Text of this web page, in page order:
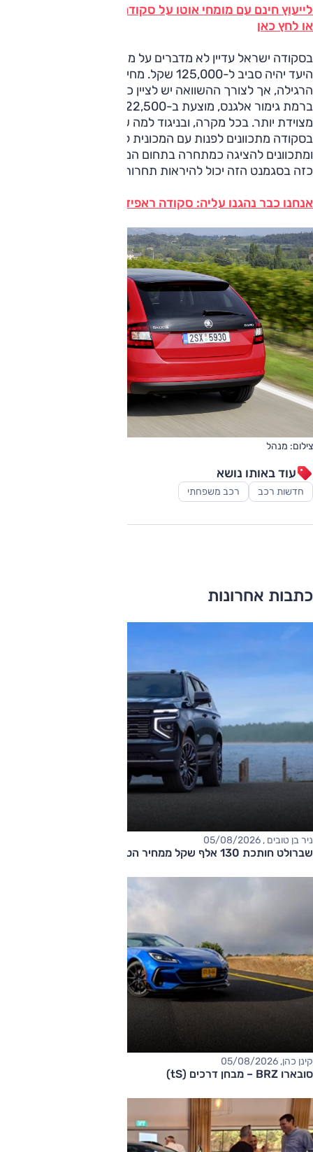
או לחץ כאן
בסקודה ישראל עדיין לא מדברים על מחירים, אבל נראה שמחיר
היעד יהיה סביב ל-125,000 שקל. מחיר זה יקר ביחס לראפיד
הרגילה, אך לצורך ההשוואה יש לציין כי ראפיד המאובזרת ביותר,
מצוידת יותר. בכל מקרה, ובניגוד למה שנעשה עם ראפיד
בסקודה מתכוונים לפנות עם המכונית לקהל אנין ואופנתי יותר,
ומתכוונים להציגה כמתחרה בתחום המשפחתי-קומפקטי. מחיר
כזה בסגמנט הזה יכול להיראות תחרותי.
אנחנו כבר נהגנו עליה: סקודה ראפיד ספייסבק במבחן דרכים
צילום: מנהל
עוד באותו נושא
חדשות רכב רכב משפחתי
כתבות אחרונות
ניר בן טובים , 05/08/2026
שברולט חותכת 130 אלף שקל ממחיר הטאהו
קינן כהן, 05/08/2026
סובארו BRZ – מבחן דרכים (tS)